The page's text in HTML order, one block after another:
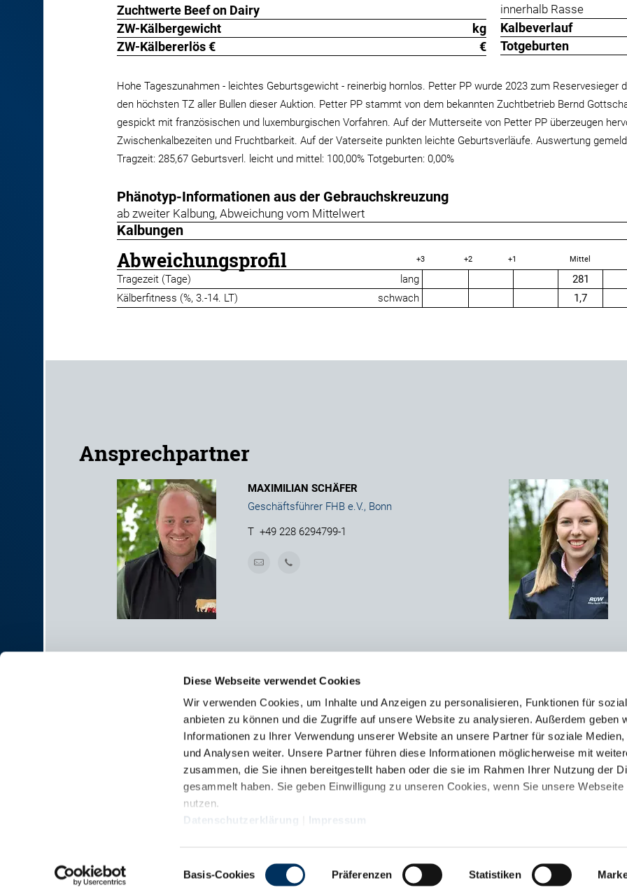
Diese Webseite verwendet Cookies
Wir verwenden Cookies, um Inhalte und Anzeigen zu personalisieren, Funktionen für
anbieten zu können und die Zugriffe auf unsere Website zu analysieren. Außerdem geben
Informationen zu Ihrer Verwendung unserer Website an unsere Partner für soziale Medien,
und Analysen weiter. Unsere Partner führen diese Informationen möglicherweise mit
zusammen, die Sie ihnen bereitgestellt haben oder die sie im Rahmen Ihrer Nutzung der
gesammelt haben. Sie geben Einwilligung zu unseren Cookies, wenn Sie unsere Webseite
nutzen.
Datenschutzerklärung
Impressum
Einwilligungsauswahl
Basis-Cookies Präferenzen Statistiken
Zuchtwerte Beef on Dairy
ZW-Kälbergewicht
kg
ZW-Kälbererlös €
€
innerhalb Rasse
Kalbeverlauf
Totgeburten
Hohe Tageszunahmen - leichtes Geburtsgewicht - reinerbig hornlos. Petter PP wurde 2023 zum
den höchsten TZ aller Bullen dieser Auktion. Petter PP stammt von dem bekannten Zuchtbetrieb Bernd
gespickt mit französischen und luxemburgischen Vorfahren. Auf der Mutterseite von Petter PP überzeugen
Zwischenkalbezeiten und Fruchtbarkeit. Auf der Vaterseite punkten leichte Geburtsverläufe. Auswertung
Tragzeit: 285,67 Geburtsverl. leicht und mittel: 100,00% Totgeburten: 0,00%
Phänotyp-Informationen aus der Gebrauchskreuzung
ab zweiter Kalbung, Abweichung vom Mittelwert
Kalbungen
Abweichungsprofil +3 +2 +1 Mittel
Tragezeit (Tage) lang
281
Kälberfitness (%, 3.-14. LT)
schwach 1,7
Ansprechpartner
MAXIMILIAN SCHÄFER
Geschäftsführer FHB e.V., Bonn
T +49 228 6294799-1
RINDER-UNION WEST eG
RUW-Zentrale Münster
RUW-Regionalzentrum
Nordrhein
Kleinewefersstraße 160
RUW-
Rheinland-Pfalz/
Impressum Datenschutz Kontakt